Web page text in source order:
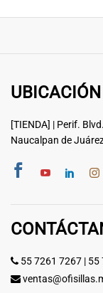
UBICACIÓN
[TIENDA] | Perif.
Naucalpan de
55 7261 7267 | 55